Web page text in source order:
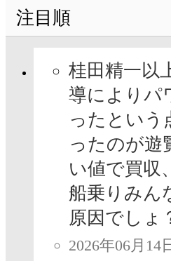
注目順
桂田精一以
導によりパ
ったという
ったのが遊
い値で買収
船乗りみん
原因でしょ
2026年06月14